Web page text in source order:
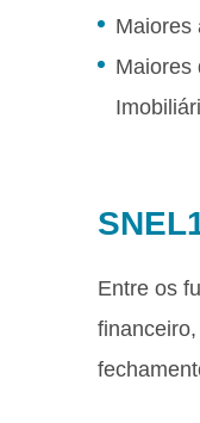
Maiores
Maiores
Entre os